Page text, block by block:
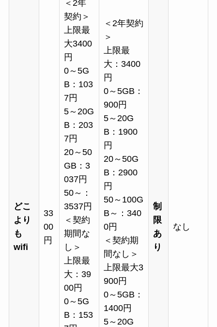
どこ
より
も
wifi
33
00
円
＜2年
契約＞
上限最
大3400
円
0～5G
B：103
7円
5～20G
B：203
7円
20～50
GB：3
037円
50～：
3537円
＜契約
期間な
し＞
上限最
大：39
00円
0～5G
B：153
＜2年契約
＞
上限最
大：3400
円
0～5GB：
900円
5～20G
B：1900
円
20～50G
B：2900
円
50～100G
B～：340
0円
＜契約期
間なし＞
上限最大3
900円
0～5GB：
1400円
5～20G
制
限
あ
り
なし